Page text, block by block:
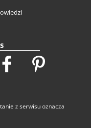
z serwisu oznacza